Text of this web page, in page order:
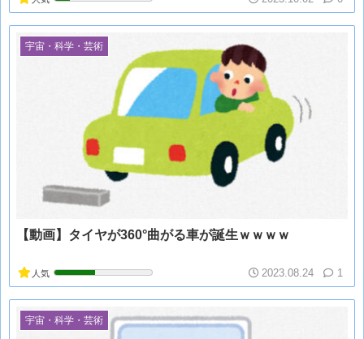
宇宙・科学・芸術
【動画】タイヤが360°曲がる車が誕生ｗｗｗｗ
人気 2023.08.24 1
宇宙・科学・芸術